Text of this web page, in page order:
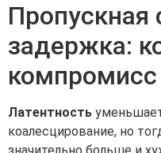
Пропускная
задержка:
компромисс
Латентность
коалесцирование, но